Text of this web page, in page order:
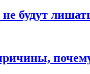
будут